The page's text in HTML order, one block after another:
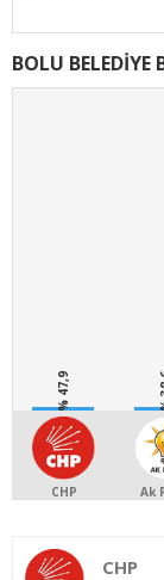
BOLU BELEDİYE
% 47,9
CHP Ak
CHP